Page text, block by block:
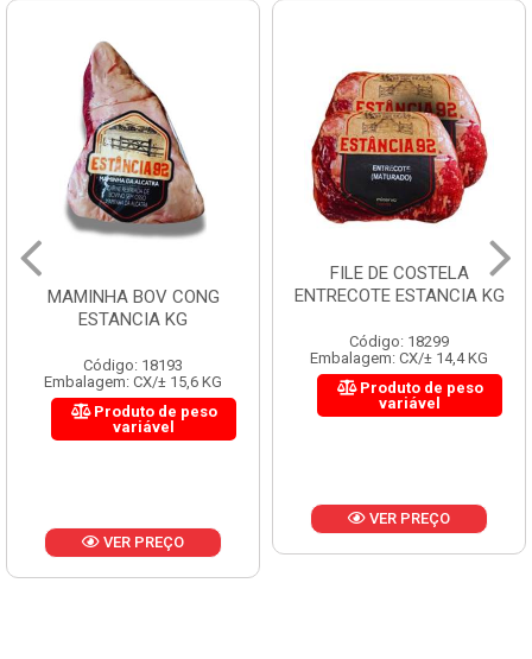
MAMINHA BOV CONG
ESTANCIA KG
Código: 18193
Embalagem: CX/± 15,6 KG
Produto de peso
variável
VER PREÇO
FILE DE COSTELA
ENTRECOTE ESTANCIA KG
Código: 18299
Embalagem: CX/± 14,4 KG
Produto de peso
variável
VER PREÇO